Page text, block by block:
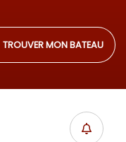
TROUVER MON BATEAU